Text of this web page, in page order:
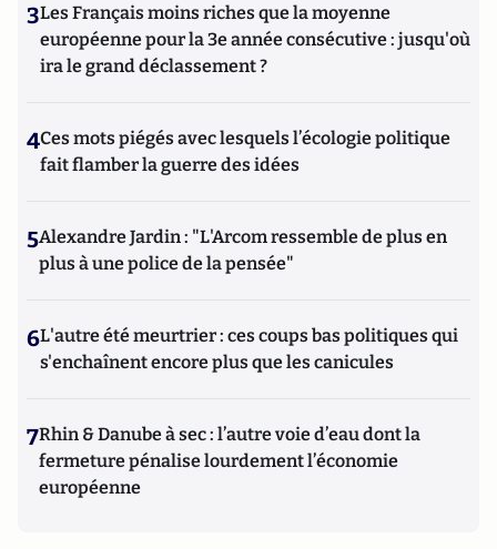
3Les Français moins riches que la moyenne
européenne pour la 3e année consécutive : jusqu'où
ira le grand déclassement ?
4Ces mots piégés avec lesquels l’écologie politique
fait flamber la guerre des idées
5Alexandre Jardin : "L'Arcom ressemble de plus en
plus à une police de la pensée"
6L'autre été meurtrier : ces coups bas politiques qui
s'enchaînent encore plus que les canicules
7Rhin & Danube à sec : l’autre voie d’eau dont la
fermeture pénalise lourdement l’économie
européenne